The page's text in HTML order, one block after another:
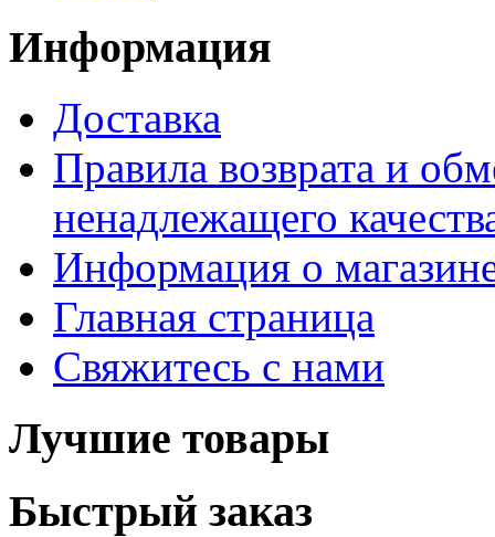
Информация
Доставка
Правила возврата и
ненадлежащего
Информация о
Главная страница
Свяжитесь с нами
Лучшие товары
Быстрый заказ